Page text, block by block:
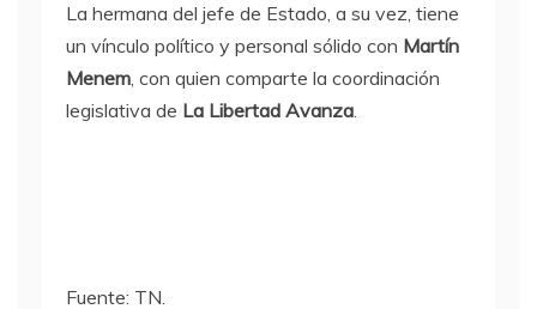
La hermana del jefe de Estado, a su vez, tiene
un vínculo político y personal sólido con Martín
Menem, con quien comparte la coordinación
legislativa de La Libertad Avanza.
Fuente: TN.